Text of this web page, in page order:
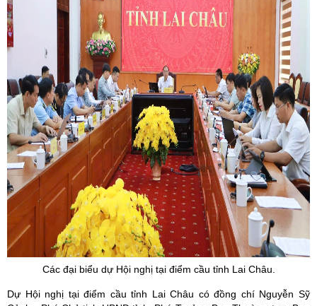
Các đại biểu dự Hội nghị tại điểm cầu tỉnh Lai Châu.
Dự Hội nghị tại điểm cầu tỉnh Lai Châu có đồng chí Nguyễn Sỹ